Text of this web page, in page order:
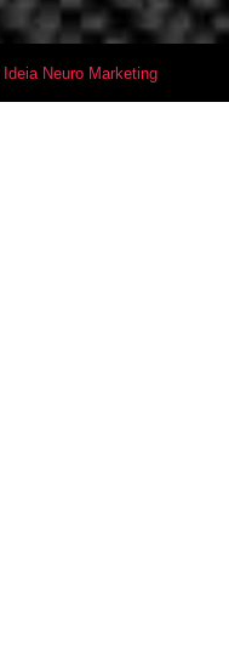
Ideia Neuro Marketing